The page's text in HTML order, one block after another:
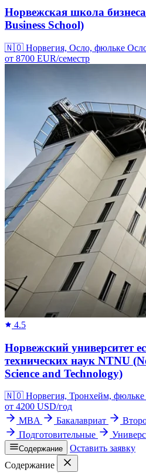
Норвежская школа
Business School)
🇳🇴 Норвегия, Осло, фюльке
от 8700 EUR/семестр
4.5
Норвежский университет
технических наук NTNU
Science and Technology)
🇳🇴 Норвегия, Тронхейм, фюльке
от 4200 USD/год
MBA
Бакалавриат
Подготовительные
Содержание
Оставить заявку
Содержание